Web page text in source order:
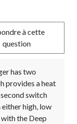
à cette
question
has two
provides a heat
switch
high, low
the Deep